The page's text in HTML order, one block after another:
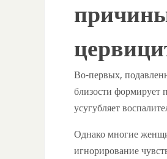
Во-первых,
близости формирует
усугубляет
Однако многие
игнорирование